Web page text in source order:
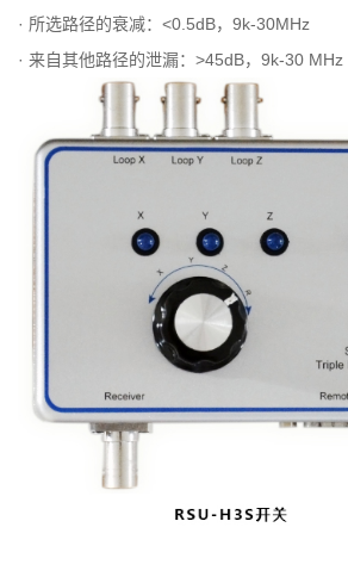
· 所选路径的衰减：<0.5dB，9k-30MHz
· 来自其他路径的泄漏：>45dB，9k-30 MHz